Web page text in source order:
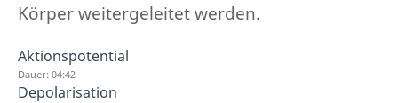
Körper weitergeleitet werden.
Aktionspotential
Dauer: 04:42
Depolarisation